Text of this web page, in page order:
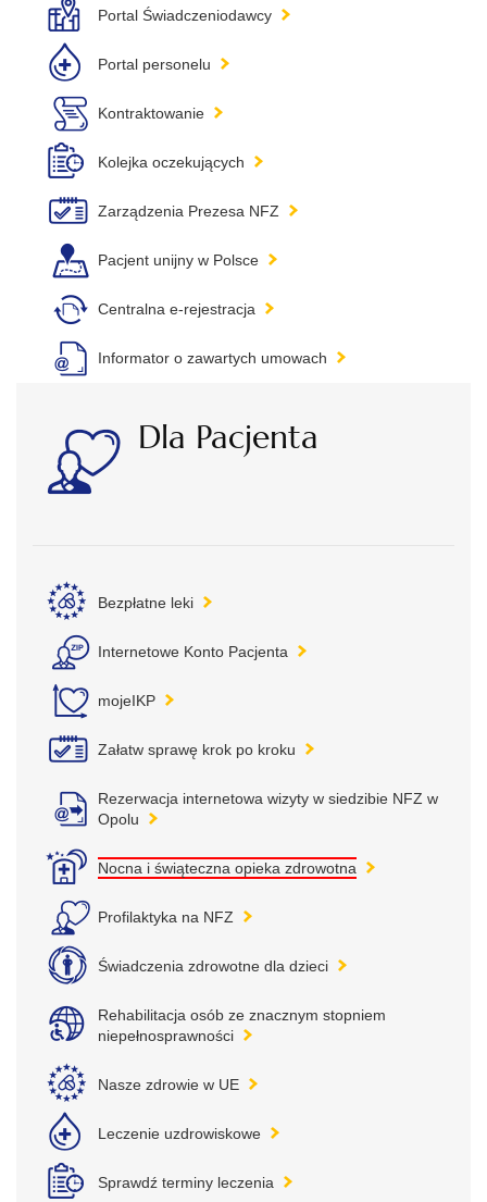
Portal Świadczeniodawcy
Portal personelu
Kontraktowanie
Kolejka oczekujących
Zarządzenia Prezesa NFZ
Pacjent unijny w Polsce
Centralna e-rejestracja
Informator o zawartych umowach
Dla Pacjenta
Bezpłatne leki
Internetowe Konto Pacjenta
mojeIKP
Załatw sprawę krok po kroku
Rezerwacja internetowa wizyty w siedzibie NFZ w
Opolu
Nocna i świąteczna opieka zdrowotna
Profilaktyka na NFZ
Świadczenia zdrowotne dla dzieci
Rehabilitacja osób ze znacznym stopniem
niepełnosprawności
Nasze zdrowie w UE
Leczenie uzdrowiskowe
Sprawdź terminy leczenia